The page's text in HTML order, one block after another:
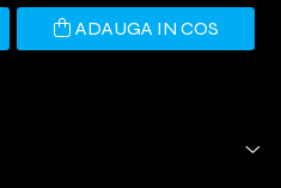
ADAUGA IN COS